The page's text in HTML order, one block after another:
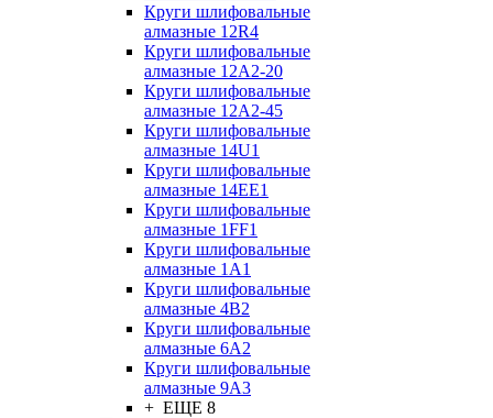
Круги шлифовальные
алмазные 12R4
Круги шлифовальные
алмазные 12А2-20
Круги шлифовальные
алмазные 12А2-45
Круги шлифовальные
алмазные 14U1
Круги шлифовальные
алмазные 14ЕЕ1
Круги шлифовальные
алмазные 1FF1
Круги шлифовальные
алмазные 1А1
Круги шлифовальные
алмазные 4В2
Круги шлифовальные
алмазные 6A2
Круги шлифовальные
алмазные 9А3
+ ЕЩЕ 8